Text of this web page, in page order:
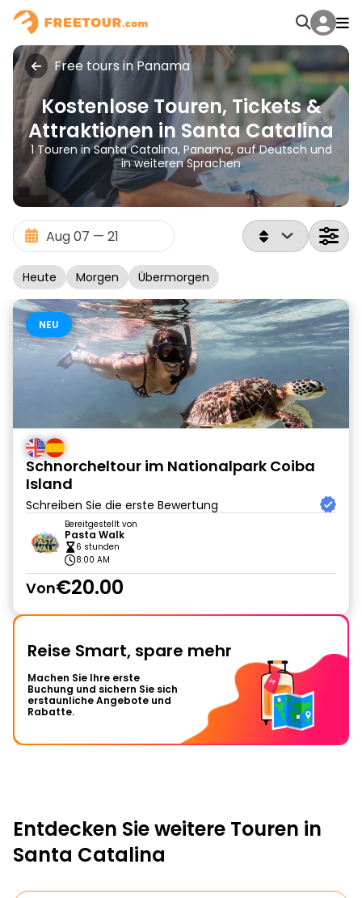
Free tours in Panama
Kostenlose Touren, Tickets &
Attraktionen in Santa Catalina
1 Touren in Santa Catalina, Panama, auf Deutsch und
in weiteren Sprachen
Heute Morgen Übermorgen
NEU
Schnorcheltour im Nationalpark Coiba
Island
Schreiben Sie die erste Bewertung
Bereitgestellt von
Pasta Walk
6 stunden
8:00 AM
Von€20.00
Reise Smart, spare mehr
Machen Sie Ihre erste
Buchung und sichern Sie sich
erstaunliche Angebote und
Rabatte.
Entdecken Sie weitere Touren in
Santa Catalina